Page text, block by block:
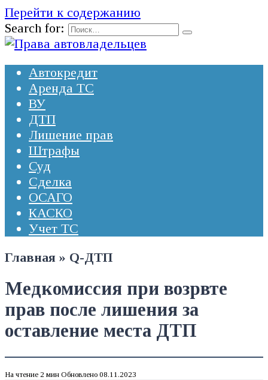
Перейти к содержанию
Search for:
Автокредит
Аренда ТС
ВУ
ДТП
Лишение прав
Штрафы
Суд
Сделка
ОСАГО
КАСКО
Учет ТС
Главная » Q-ДТП
Медкомиссия при возрвте
прав после лишения за
оставление места ДТП
На чтение 2 мин Обновлено 08.11.2023